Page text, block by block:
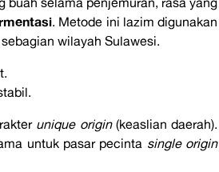
. Metode ini lazim digunakan
wilayah Sulawesi.
unique origin(keaslian daerah).
untuk pasar pecinta single origin